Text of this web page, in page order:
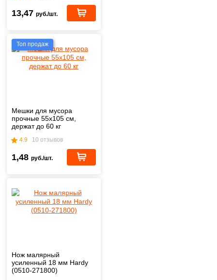
13,47 руб./шт.
Топ продаж
Мешки для мусора
прочные 55х105 см,
держат до 60 кг
4.9 10 отзывов
1,48 руб./шт.
Нож малярный
усиленный 18 мм Hardy
(0510-271800)